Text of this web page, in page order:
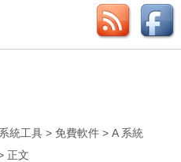
統工具 >免費軟件 >A 系統
正文